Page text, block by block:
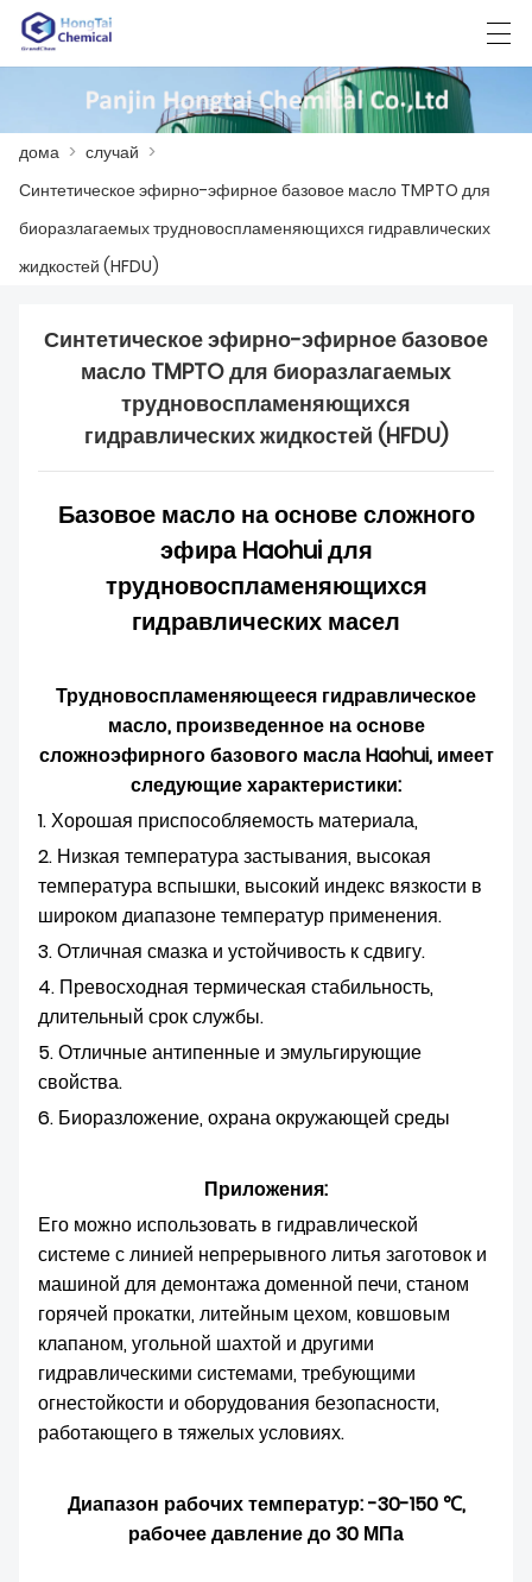
ДОМА
ПРОДУКТЫ
НОВОСТИ
СЛУЧАЙ
العربية 中文 English 日本語 한국어
дома > случай >
Синтетическое эфирно-эфирное базовое масло TMPTO для
биоразлагаемых трудновоспламеняющихся гидравлических
жидкостей (HFDU)
Синтетическое эфирно-эфирное базовое
масло TMPTO для биоразлагаемых
трудновоспламеняющихся
гидравлических жидкостей (HFDU)
Базовое масло на основе сложного
эфира Haohui для
трудновоспламеняющихся
гидравлических масел
Трудновоспламеняющееся гидравлическое
масло, произведенное на основе
сложноэфирного базового масла Haohui, имеет
следующие характеристики:
1. Хорошая приспособляемость материала,
2. Низкая температура застывания, высокая
температура вспышки, высокий индекс вязкости в
широком диапазоне температур применения.
3. Отличная смазка и устойчивость к сдвигу.
4. Превосходная термическая стабильность,
длительный срок службы.
5. Отличные антипенные и эмульгирующие
свойства.
6. Биоразложение, охрана окружающей среды
Приложения:
Его можно использовать в гидравлической
системе с линией непрерывного литья заготовок и
машиной для демонтажа доменной печи, станом
горячей прокатки, литейным цехом, ковшовым
клапаном, угольной шахтой и другими
гидравлическими системами, требующими
огнестойкости и оборудования безопасности,
работающего в тяжелых условиях.
Диапазон рабочих температур: -30-150 ℃,
рабочее давление до 30 МПа